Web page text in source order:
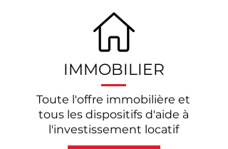
IMMOBILIER
Toute l'offre immobilière et
tous les dispositifs d'aide à
l'investissement locatif